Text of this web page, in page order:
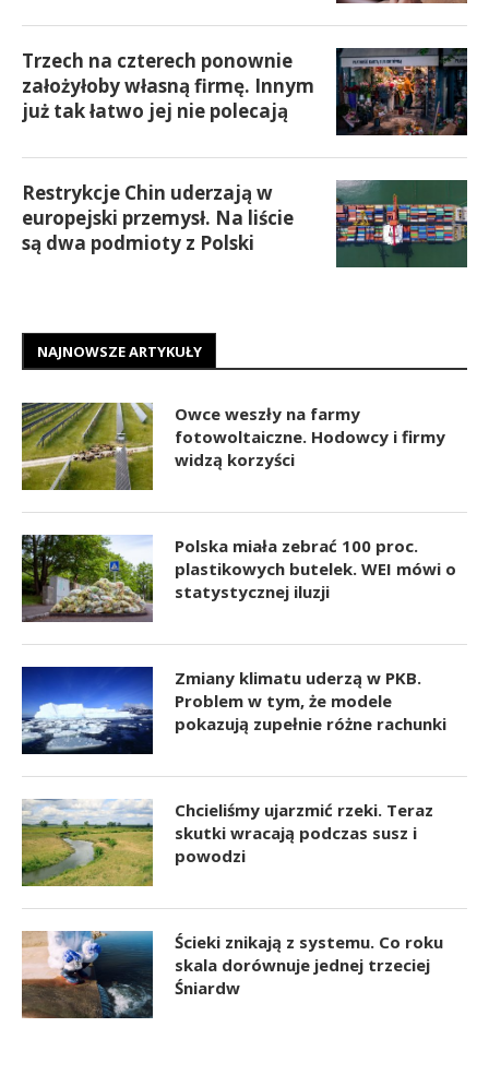
Trzech na czterech ponownie
założyłoby własną firmę. Innym
już tak łatwo jej nie polecają
Restrykcje Chin uderzają w
europejski przemysł. Na liście
są dwa podmioty z Polski
NAJNOWSZE ARTYKUŁY
Owce weszły na farmy
fotowoltaiczne. Hodowcy i firmy
widzą korzyści
Polska miała zebrać 100 proc.
plastikowych butelek. WEI mówi o
statystycznej iluzji
Zmiany klimatu uderzą w PKB.
Problem w tym, że modele
pokazują zupełnie różne rachunki
Chcieliśmy ujarzmić rzeki. Teraz
skutki wracają podczas susz i
powodzi
Ścieki znikają z systemu. Co roku
skala dorównuje jednej trzeciej
Śniardw